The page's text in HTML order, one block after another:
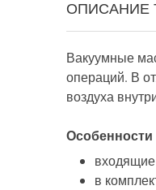
ОПИСАНИЕ
Вакуумные
операций. В
воздуха
входящие
в